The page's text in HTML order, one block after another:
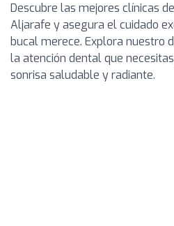
Descubre las mejores clínicas
Aljarafe y asegura el cuidado
bucal merece. Explora nuestro
la atención dental que
sonrisa saludable y radiante.